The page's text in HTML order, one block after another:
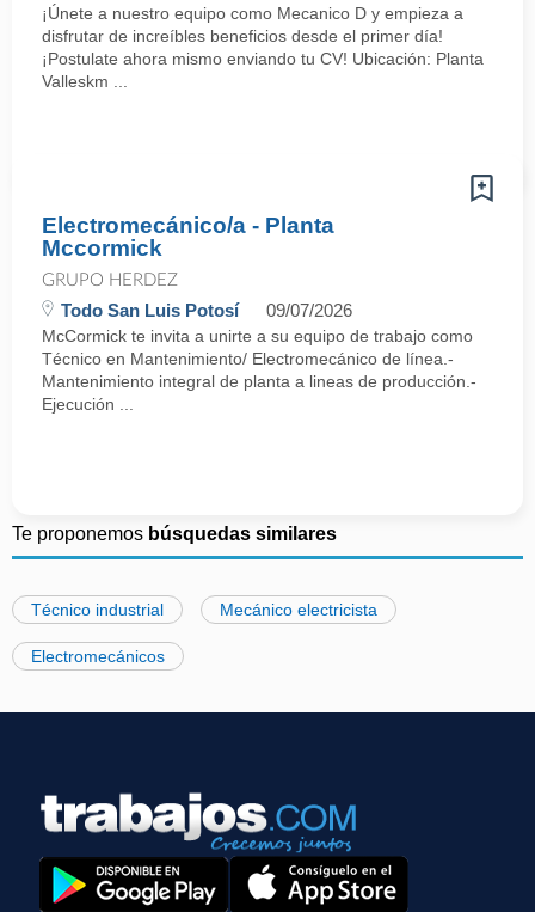
¡Únete a nuestro equipo como Mecanico D y empieza a
disfrutar de increíbles beneficios desde el primer día!
¡Postulate ahora mismo enviando tu CV! Ubicación: Planta
Valleskm ...
Electromecánico/a - Planta
Mccormick
GRUPO HERDEZ
Todo San Luis Potosí 09/07/2026
McCormick te invita a unirte a su equipo de trabajo como
Técnico en Mantenimiento/ Electromecánico de línea.-
Mantenimiento integral de planta a lineas de producción.-
Ejecución ...
Te proponemos búsquedas similares
Técnico industrial Mecánico electricista
Electromecánicos